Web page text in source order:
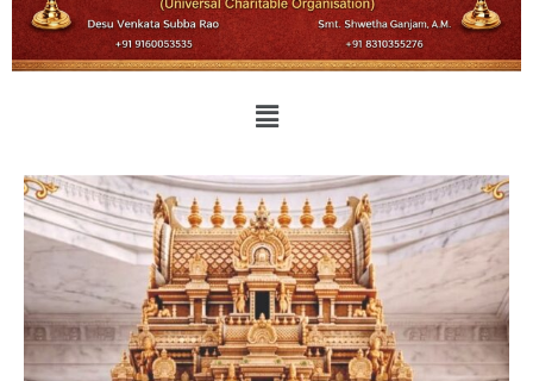
Sri Desu Venkata Subbarao
Founder President, Tirupati